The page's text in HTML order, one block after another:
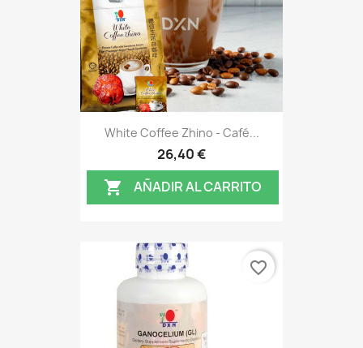
White Coffee Zhino - Café...
26,40 €
 AÑADIR AL CARRITO
favorite_border